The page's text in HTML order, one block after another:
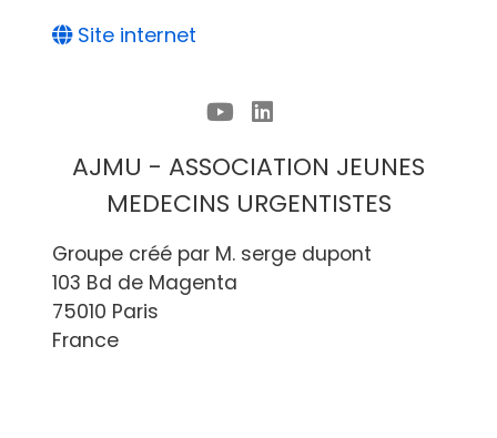
Site internet
AJMU - ASSOCIATION JEUNES
MEDECINS URGENTISTES
Groupe créé par M. serge dupont
103 Bd de Magenta
75010 Paris
France